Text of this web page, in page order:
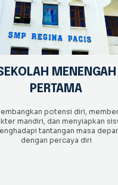
MENENGAH
PERTAMA
potensi diri,
mandiri, dan menyiapkan
tantangan masa
dengan percaya diri